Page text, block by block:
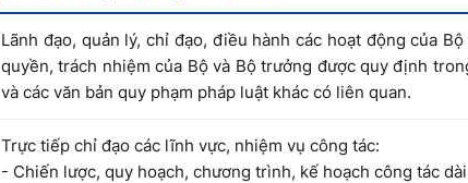
Lãnh đạo, quản lý, chỉ đạo, điều hành các hoạt động của
quyền, trách nhiệm của Bộ và Bộ trưởng được quy định
và các văn bản quy phạm pháp luật khác có liên quan.
Trực tiếp chỉ đạo các lĩnh vực, nhiệm vụ công tác:
- Chiến lược, quy hoạch, chương trình, kế hoạch công tác